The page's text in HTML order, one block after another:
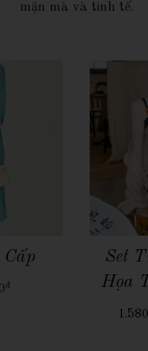
mặn mà và tinh tế.
đ
Set
Họa